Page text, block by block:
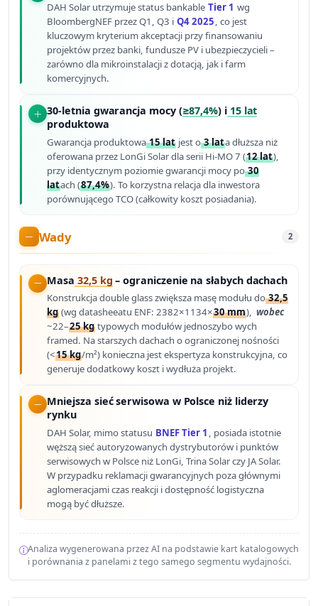
DAH Solar utrzymuje status bankable Tier 1 wg
BloombergNEF przez Q1, Q3 i Q4 2025, co jest
kluczowym kryterium akceptacji przy finansowaniu
projektów przez banki, fundusze PV i ubezpieczycieli –
zarówno dla mikroinstalacji z dotacją, jak i farm
komercyjnych.
30-letnia gwarancja mocy (≥87,4%) i15 lat
produktowa
Gwarancja produktowa15 lat jest o3 lata dłuższa niż
oferowana przez LonGi Solar dla serii Hi-MO 7 (12 lat),
przy identycznym poziomie gwarancji mocy po30
latach (87,4%). To korzystna relacja dla inwestora
porównującego TCO (całkowity koszt posiadania).
Wady 2
Masa 32,5 kg – ograniczenie na słabych dachach
Konstrukcja double glass zwiększa masę modułu do32,5
kg (wg datasheeatu ENF: 2382×1134×30 mm), wobec
~22–25 kg typowych modułów jednoszybo wych
framed. Na starszych dachach o ograniczonej nośności
(<15 kg/m²) konieczna jest ekspertyza konstrukcyjna, co
generuje dodatkowy koszt i wydłuża projekt.
Mniejsza sieć serwisowa w Polsce niż liderzy
rynku
DAH Solar, mimo statusu BNEF Tier 1 , posiada istotnie
węższą sieć autoryzowanych dystrybutorów i punktów
serwisowych w Polsce niż LonGi, Trina Solar czy JA Solar.
W przypadku reklamacji gwarancyjnych poza głównymi
aglomeracjami czas reakcji i dostępność logistyczna
mogą być dłuższe.
Analiza wygenerowana przez AI na podstawie kart katalogowych
i porównania z panelami z tego samego segmentu wydajności.